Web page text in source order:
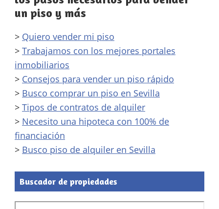
un piso y más
> Quiero vender mi piso
> Trabajamos con los mejores portales
inmobiliarios
> Consejos para vender un piso rápido
> Busco comprar un piso en Sevilla
> Tipos de contratos de alquiler
> Necesito una hipoteca con 100% de
financiación
> Busco piso de alquiler en Sevilla
Buscador de propiedades